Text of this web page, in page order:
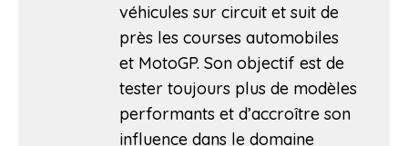
véhicules sur circuit et suit de
près les courses automobiles
et MotoGP. Son objectif est de
tester toujours plus de modèles
performants et d’accroître son
influence dans le domaine